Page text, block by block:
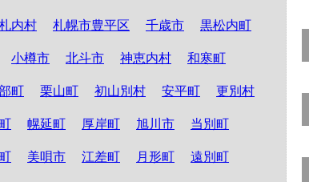
内村 札幌市豊平区 千歳市 黒松内町
小樽市 北斗市 神恵内村 和寒町
町 栗山町 初山別村 安平町 更別村
幌延町 厚岸町 旭川市 当別町
美唄市 江差町 月形町 遠別町